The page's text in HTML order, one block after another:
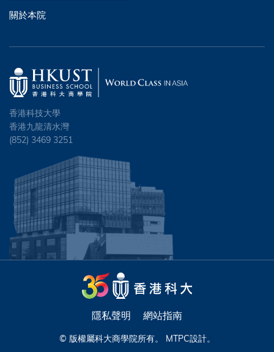
關於本院
香港科技大學
香港九龍清水灣
(852) 3469 3251
隱私聲明 網站指南
© 版權屬科大商學院所有。 MTPC設計。